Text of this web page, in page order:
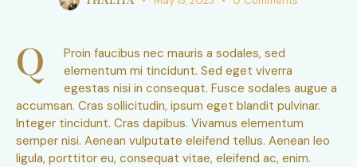
Q
Proin faucibus nec mauris a sodales, sed
elementum mi tincidunt. Sed eget viverra
egestas nisi in consequat. Fusce sodales augue a
accumsan. Cras sollicitudin, ipsum eget blandit pulvinar.
Integer tincidunt. Cras dapibus. Vivamus elementum
semper nisi. Aenean vulputate eleifend tellus. Aenean leo
ligula, porttitor eu, consequat vitae, eleifend ac, enim.